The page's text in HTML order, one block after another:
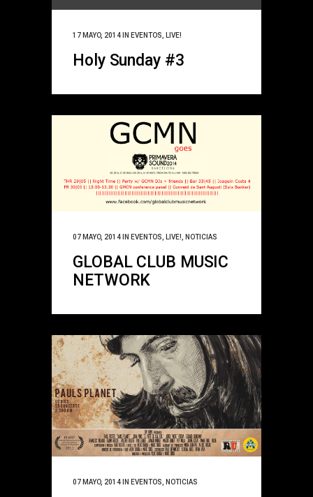
17 MAYO, 2014 IN EVENTOS, LIVE!
Holy Sunday #3
07 MAYO, 2014 IN EVENTOS LIVE! NOTICIAS
GLOBAL CLUB MUSIC
NETWORK
07 MAYO, 2014 IN EVENTOS NOTICIAS